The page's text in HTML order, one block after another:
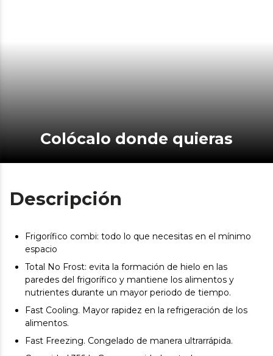
Colócalo donde quieras
Descripción
Frigorífico combi: todo lo que necesitas en el mínimo
espacio
Total No Frost: evita la formación de hielo en las
paredes del frigorífico y mantiene los alimentos y
nutrientes durante un mayor periodo de tiempo.
Fast Cooling. Mayor rapidez en la refrigeración de los
alimentos.
Fast Freezing. Congelado de manera ultrarrápida.